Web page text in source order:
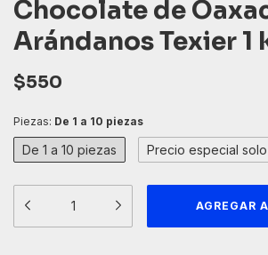
Chocolate de
Arándanos Texier 1
$550
Piezas: De 1 a 10 piezas
De 1 a 10 piezas Precio especial